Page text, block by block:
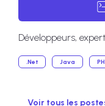
Développeurs,
.Net Java
Voir tous les